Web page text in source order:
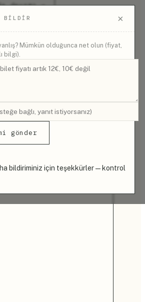
BILDIR ×
Mümkün olduğunca net olun (fiyat,
bilgi).
gönder
bildiriminiz için teşekkürler — kontrol
devamı →